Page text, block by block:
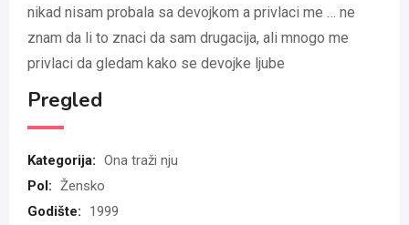
nikad nisam probala sa devojkom a privlaci me … ne
znam da li to znaci da sam drugacija, ali mnogo me
privlaci da gledam kako se devojke ljube
Pregled
Kategorija: Ona traži nju
Pol: Žensko
Godište:
1999